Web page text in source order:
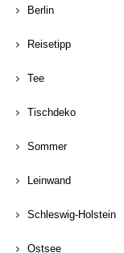
Berlin
Reisetipp
Tee
Tischdeko
Sommer
Leinwand
Schleswig-Holstein
Ostsee